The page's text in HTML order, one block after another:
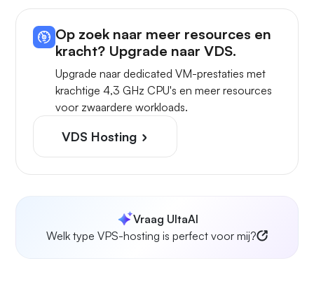
Op zoek naar meer resources en
kracht? Upgrade naar VDS.
Upgrade naar dedicated VM-prestaties met
krachtige 4,3 GHz CPU's en meer resources
voor zwaardere workloads.
VDS Hosting
Vraag UltaAI
Welk type VPS-hosting is perfect voor mij?